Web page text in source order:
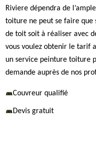
Riviere dépendra de
toiture ne peut se faire que
de toit soit à réaliser avec
vous voulez obtenir le tarif
un service peinture toiture
demande auprès de nos
Couvreur qualifié
Devis gratuit